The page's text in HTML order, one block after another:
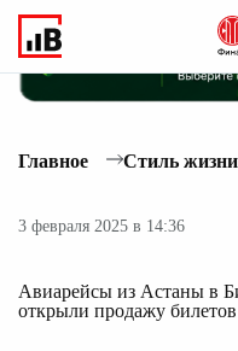
Главное Стиль жизни
3 февраля 2025 в 14:36
Авиарейсы из Астаны в
открыли продажу билетов